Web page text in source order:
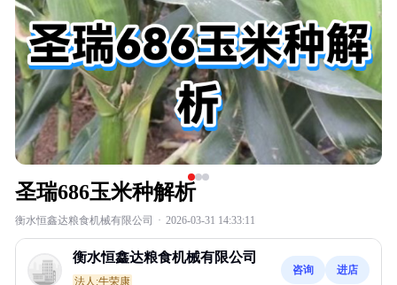
圣瑞686玉米种解析
衡水恒鑫达粮食机械有限公司 · 2026-03-31 14:33:11
衡水恒鑫达粮食机械有限公司
法人:牛荣康
咨询 进店